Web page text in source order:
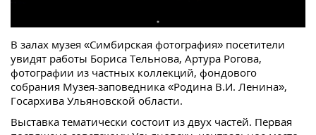
В залах музея «Симбирская фотография» посетители
увидят работы Бориса Тельнова, Артура Рогова,
фотографии из частных коллекций, фондового
собрания Музея-заповедника «Родина В.И. Ленина»,
Госархива Ульяновской области.
Выставка тематически состоит из двух частей. Первая